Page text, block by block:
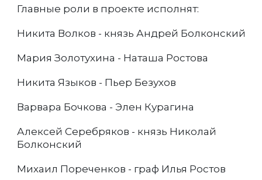
Главные роли в проекте исполнят:
Никита Волков - князь Андрей Болконский
Мария Золотухина - Наташа Ростова
Никита Языков - Пьер Безухов
Варвара Бочкова - Элен Курагина
Алексей Серебряков - князь Николай
Болконский
Михаил Пореченков - граф Илья Ростов